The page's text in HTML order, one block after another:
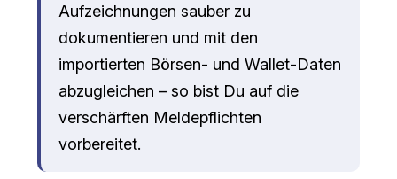
Aufzeichnungen sauber zu
dokumentieren und mit den
importierten Börsen- und Wallet-Daten
abzugleichen – so bist Du auf die
verschärften Meldepflichten
vorbereitet.